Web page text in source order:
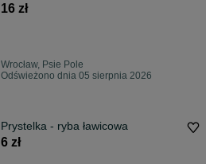
16 zł
Wrocław, Psie Pole
Odświeżono dnia 05 sierpnia 2026
Prystelka - ryba ławicowa
6 zł